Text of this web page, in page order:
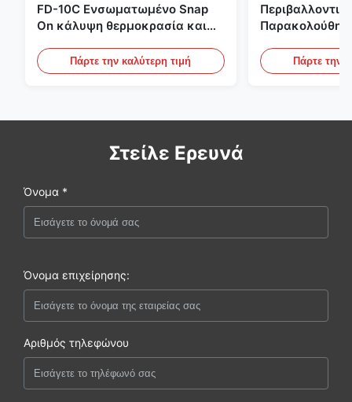
FD-10C Ενσωματωμένο Snap
On κάλυψη θερμοκρασία και
αντηλιακό οθόνη από
ανοξείδωτο χάλυβα
Πάρτε την καλύτερη τιμή
Ανοξείδωτο
20mA/RS485
Πάρτε την
Στείλε Ερευνά
Όνομα *
Όνομα επιχείρησης:
Αριθμός τηλεφώνου